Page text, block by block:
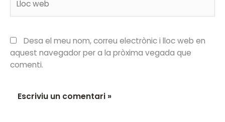
web
Desa el meu nom, correu electrònic i lloc web en
aquest navegador per a la pròxima vegada que
comenti.